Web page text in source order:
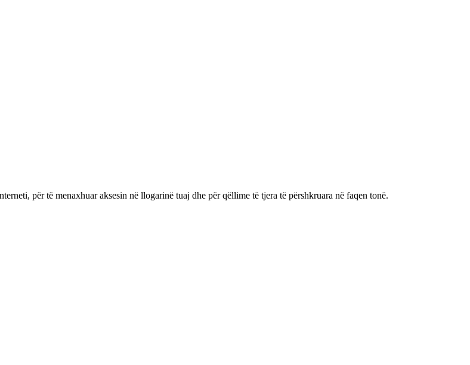
për të menaxhuar aksesin në llogarinë tuaj dhe për qëllime të tjera të përshkruara në faqen tonë.